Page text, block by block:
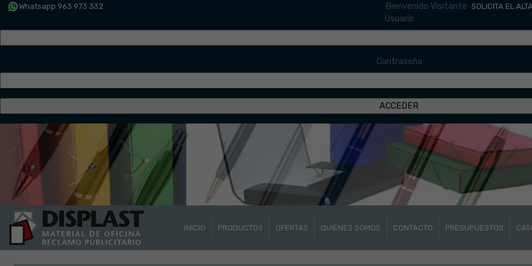
Whatsapp 963 973 332 Bienvenido Visitante SOLICITA EL
Usuario
Contraseña
INICIO PRODUCTOS OFERTAS QUIÉNES SOMOS CONTACTO PRESUPUESTOS